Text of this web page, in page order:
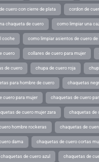
cuero con cierre de plata cordon de
chaqueta de cuero como limpiar una
coche como limpiar asientos de cuero de
cuero collares de cuero para mujer
de cuero chupa de cuero roja
para hombre de cuero chaquetas
cuero para mujer chaquetas de cuero
de cuero mujer zara chaquetas de
hombre rockeras chaquetas de
dama chaquetas de cuero cortas
chaquetas de cuero azul chaquetas de